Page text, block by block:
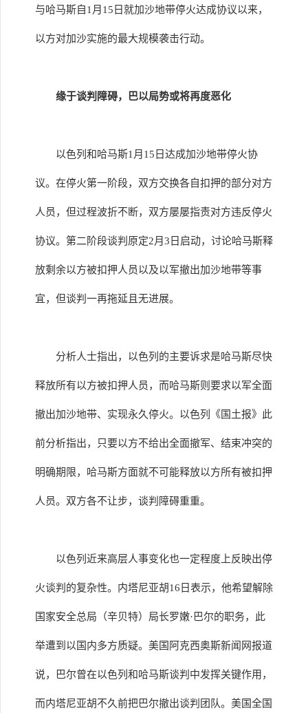
与哈马斯自1月15日就加沙地带停火达成协议以来，
以方对加沙实施的最大规模袭击行动。
缘于谈判障碍，巴以局势或将再度恶化
以色列和哈马斯1月15日达成加沙地带停火协
议。在停火第一阶段，双方交换各自扣押的部分对方
人员，但过程波折不断，双方屡屡指责对方违反停火
协议。第二阶段谈判原定2月3日启动，讨论哈马斯释
放剩余以方被扣押人员以及以军撤出加沙地带等事
宜，但谈判一再拖延且无进展。
分析人士指出，以色列的主要诉求是哈马斯尽快
释放所有以方被扣押人员，而哈马斯则要求以军全面
撤出加沙地带、实现永久停火。以色列《国土报》此
前分析指出，只要以方不给出全面撤军、结束冲突的
明确期限，哈马斯方面就不可能释放以方所有被扣押
人员。双方各不让步，谈判障碍重重。
以色列近来高层人事变化也一定程度上反映出停
火谈判的复杂性。内塔尼亚胡16日表示，他希望解除
国家安全总局（辛贝特）局长罗嫩·巴尔的职务，此
举遭到以国内多方质疑。美国阿克西奥斯新闻网报道
说，巴尔曾在以色列和哈马斯谈判中发挥关键作用，
而内塔尼亚胡不久前把巴尔撤出谈判团队。美国全国